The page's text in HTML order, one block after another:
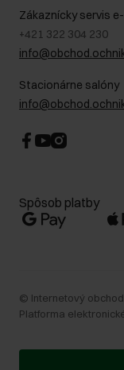
Najčastejšie kladené
Zákaznícky servis
+421 322 304 230
Stacionárne salóny
Spôsob platby
© Internetový obchod
Platforma